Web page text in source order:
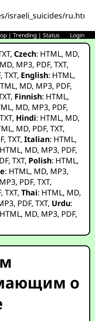
ru.html
|Trending |Status Login
,Czech: HTML, MD,
MD, MP3, PDF,TXT,
,TXT, English: HTML,
, MD, MP3, PDF,
, Finnish: HTML,
, MD, MP3, PDF,
TXT, Hindi: HTML, MD,
, MD, PDF,TXT,
,TXT,Italian: HTML,
HTML, MD, MP3, PDF,
,TXT, Polish: HTML,
: HTML, MD, MP3,
MP3, PDF,TXT,
,TXT,Thai: HTML, MD,
, PDF,TXT, Urdu:
HTML, MD, MP3, PDF,
о